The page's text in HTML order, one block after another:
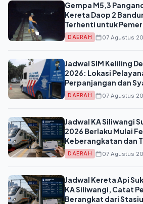
Gempa M5,3
Kereta Daop 2
Terhenti untuk
DAERAH 07 Agustus
Jadwal SIM Keliling
2026: Lokasi
Perpanjangan dan
DAERAH 07 Agustus
Jadwal KA Siliwangi
2026 Berlaku Mulai
Keberangkatan dan
DAERAH 07 Agustus
Jadwal Kereta Api
KA Siliwangi, Catat
Berangkat dari